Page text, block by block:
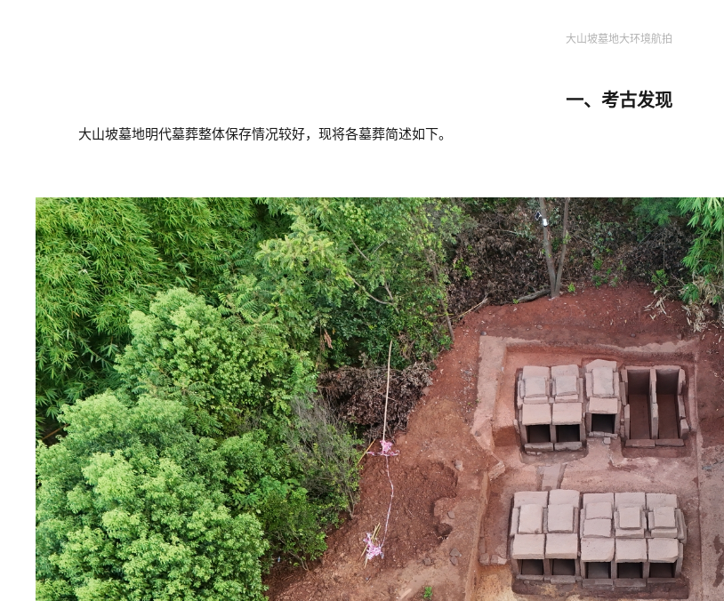
大山坡墓地大环境航拍
一、考古发现
大山坡墓地明代墓葬整体保存情况较好，现将各墓葬简述如下。